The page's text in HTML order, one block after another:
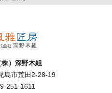
）深野木組
島市荒田2-28-19
251-1611